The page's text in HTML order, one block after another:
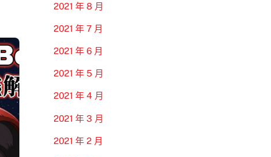
2021 年 8 月
2021 年 7 月
2021 年 6 月
2021 年 5 月
2021 年 4 月
2021 年 3 月
2021 年 2 月